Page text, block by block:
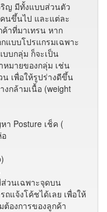
ริญ มีทั้งแบบส่วนตัว
นขึ้นไป และแต่ละ
าที่มาเทรน หาก
แบบโปรแกรมเฉพาะ
บบกลุ่ม ก็จะเป็น
หมายของกลุ่ม เช่น
เพื่อให้รูปร่างดีขึ้น
งกล้ามเนื้อ (weight
Posture เช็ค (
ส่วนเฉพาะจุดบน
ถแจ้งโค้ชได้เลย เพื่อให้
องการของลูกค้า